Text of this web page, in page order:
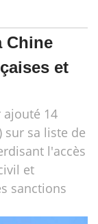
Chine
et
ajouté 14
sur sa liste de
l'accès
et
sanctions